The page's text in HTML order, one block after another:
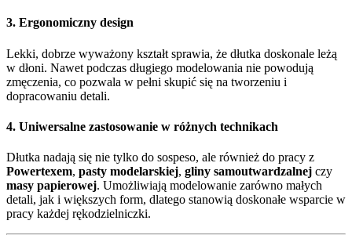
3. Ergonomiczny design
Lekki, dobrze wyważony kształt sprawia, że dłutka doskonale leżą
w dłoni. Nawet podczas długiego modelowania nie powodują
zmęczenia, co pozwala w pełni skupić się na tworzeniu i
dopracowaniu detali.
4. Uniwersalne zastosowanie w różnych technikach
Dłutka nadają się nie tylko do sospeso, ale również do pracy z
Powertexem, pasty modelarskiej, gliny samoutwardzalnej czy
masy papierowej. Umożliwiają modelowanie zarówno małych
detali, jak i większych form, dlatego stanowią doskonałe wsparcie w
pracy każdej rękodzielniczki.